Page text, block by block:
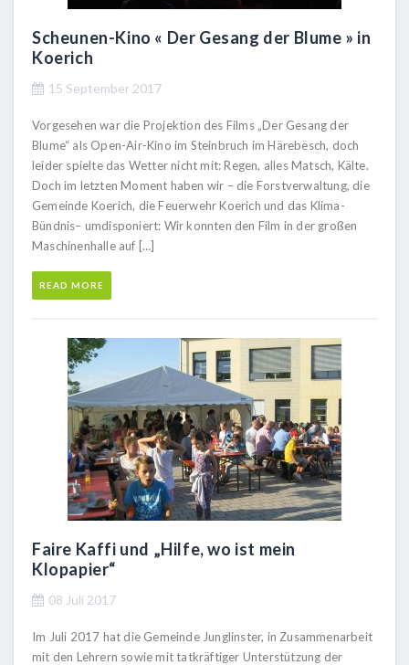
Scheunen-Kino « Der Gesang der Blume » in
Koerich
15 September 2017
Vorgesehen war die Projektion des Films „Der Gesang der
Blume“ als Open-Air-Kino im Steinbruch im Härebësch, doch
leider spielte das Wetter nicht mit: Regen, alles Matsch, Kälte.
Doch im letzten Moment haben wir – die Forstverwaltung, die
Gemeinde Koerich, die Feuerwehr Koerich und das Klima-
Bündnis– umdisponiert: Wir konnten den Film in der großen
Maschinenhalle auf […]
READ MORE
Faire Kaffi und „Hilfe, wo ist mein
Klopapier“
08 Juli 2017
Im Juli 2017 hat die Gemeinde Junglinster, in Zusammenarbeit
mit den Lehrern sowie mit tatkräftiger Unterstützung der